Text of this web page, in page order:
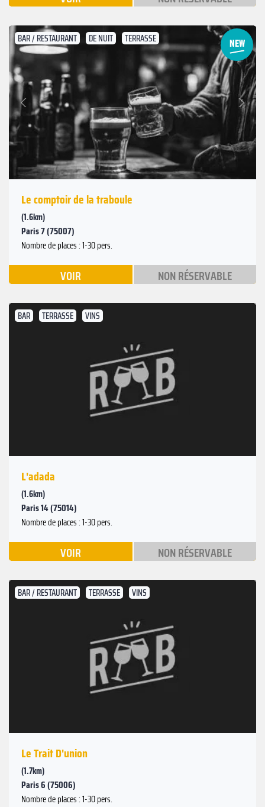
BAR / RESTAURANT DE NUIT TERRASSE
Précédent
Suivant
Le comptoir de la traboule
(1.6km)
Paris 7 (75007)
Nombre de places : 1-30 pers.
VOIR NON RÉSERVABLE
BAR TERRASSE VINS
L'adada
(1.6km)
Paris 14 (75014)
Nombre de places : 1-30 pers.
VOIR NON RÉSERVABLE
BAR / RESTAURANT TERRASSE VINS
Le Trait D'union
(1.7km)
Paris 6 (75006)
Nombre de places : 1-30 pers.